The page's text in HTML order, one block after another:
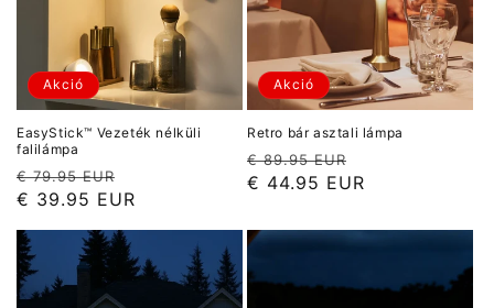
Akció
EasyStick™ Vezeték nélküli
falilámpa
Normál
ár
€ 79.95 EUR
ár
€ 39.95 EUR
Akció
Retro bár asztali lámpa
Normál
ár
€ 89.95 EUR
ár
€ 44.95 EUR